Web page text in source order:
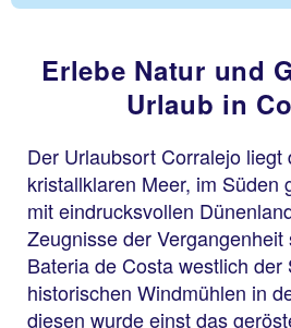
Erlebe Natur und
Urlaub in
Der Urlaubsort Corralejo liegt
kristallklaren Meer, im Süden
mit eindrucksvollen
Zeugnisse der
Bateria de Costa westlich der
historischen Windmühlen in
diesen wurde einst das